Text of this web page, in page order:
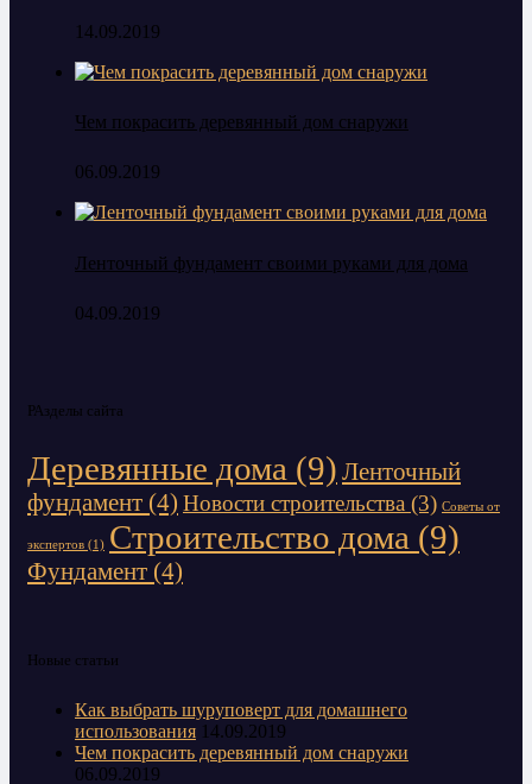
14.09.2019
Чем покрасить деревянный дом снаружи
06.09.2019
Ленточный фундамент своими руками для дома
04.09.2019
РАзделы сайта
Деревянные дома (9) Ленточный
фундамент (4) Новости строительства (3) Советы от
экспертов (1) Строительство дома (9)
Фундамент (4)
Новые статьи
Как выбрать шуруповерт для домашнего
использования 14.09.2019
Чем покрасить деревянный дом снаружи
06.09.2019